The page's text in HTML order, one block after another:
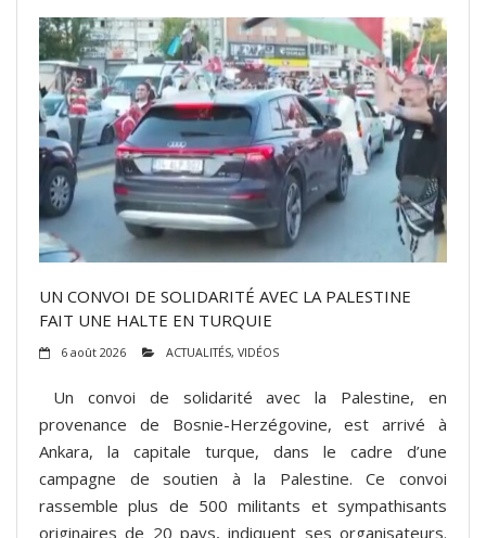
UN CONVOI DE SOLIDARITÉ AVEC LA PALESTINE
FAIT UNE HALTE EN TURQUIE
6 août 2026 ACTUALITÉS, VIDÉOS
Un convoi de solidarité avec la Palestine, en
provenance de Bosnie-Herzégovine, est arrivé à
Ankara, la capitale turque, dans le cadre d’une
campagne de soutien à la Palestine. Ce convoi
rassemble plus de 500 militants et sympathisants
originaires de 20 pays, indiquent ses organisateurs.